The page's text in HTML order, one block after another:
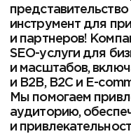
инструмент для
и партнеров!
SEO-услуги для
и масштабов,
и B2B, B2C и E-
Мы помогаем
аудиторию,
и